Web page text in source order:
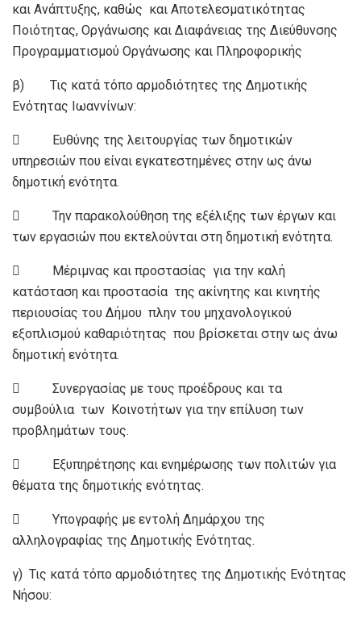
και Ανάπτυξης, καθώς και Αποτελεσματικότητας
Ποιότητας, Οργάνωσης και Διαφάνειας της Διεύθυνσης
Προγραμματισμού Οργάνωσης και Πληροφορικής
β) Τις κατά τόπο αρμοδιότητες της Δημοτικής
Ενότητας Ιωαννίνων:
 Ευθύνης της λειτουργίας των δημοτικών
υπηρεσιών που είναι εγκατεστημένες στην ως άνω
δημοτική ενότητα.
 Την παρακολούθηση της εξέλιξης των έργων και
των εργασιών που εκτελούνται στη δημοτική ενότητα.
 Μέριμνας και προστασίας για την καλή
κατάσταση και προστασία της ακίνητης και κινητής
περιουσίας του Δήμου πλην του μηχανολογικού
εξοπλισμού καθαριότητας που βρίσκεται στην ως άνω
δημοτική ενότητα.
 Συνεργασίας με τους προέδρους και τα
συμβούλια των Κοινοτήτων για την επίλυση των
προβλημάτων τους.
 Εξυπηρέτησης και ενημέρωσης των πολιτών για
θέματα της δημοτικής ενότητας.
 Υπογραφής με εντολή Δημάρχου της
αλληλογραφίας της Δημοτικής Ενότητας.
γ) Τις κατά τόπο αρμοδιότητες της Δημοτικής Ενότητας
Νήσου: